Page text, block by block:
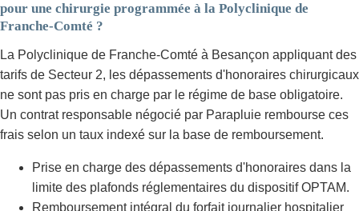
pour une chirurgie programmée à la Polyclinique de
Franche-Comté ?
La Polyclinique de Franche-Comté à Besançon appliquant des
tarifs de Secteur 2, les dépassements d'honoraires chirurgicaux
ne sont pas pris en charge par le régime de base obligatoire.
Un contrat responsable négocié par Parapluie rembourse ces
frais selon un taux indexé sur la base de remboursement.
Prise en charge des dépassements d'honoraires dans la
limite des plafonds réglementaires du dispositif OPTAM.
Remboursement intégral du forfait journalier hospitalier